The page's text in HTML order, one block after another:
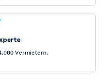
Nürnberg
Vermietern.